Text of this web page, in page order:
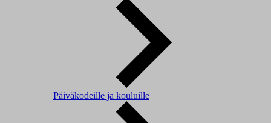
Päiväkodeille ja kouluille